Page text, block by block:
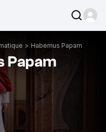
> Habemus Papam
Papam